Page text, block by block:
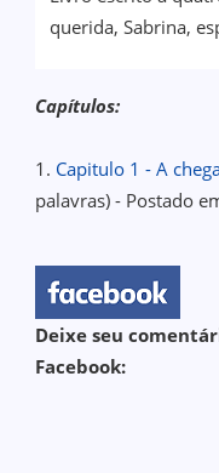
querida, Sabrina,
Capítulos:
1. Capitulo 1 - A
palavras) - Postado
Deixe seu
Facebook: